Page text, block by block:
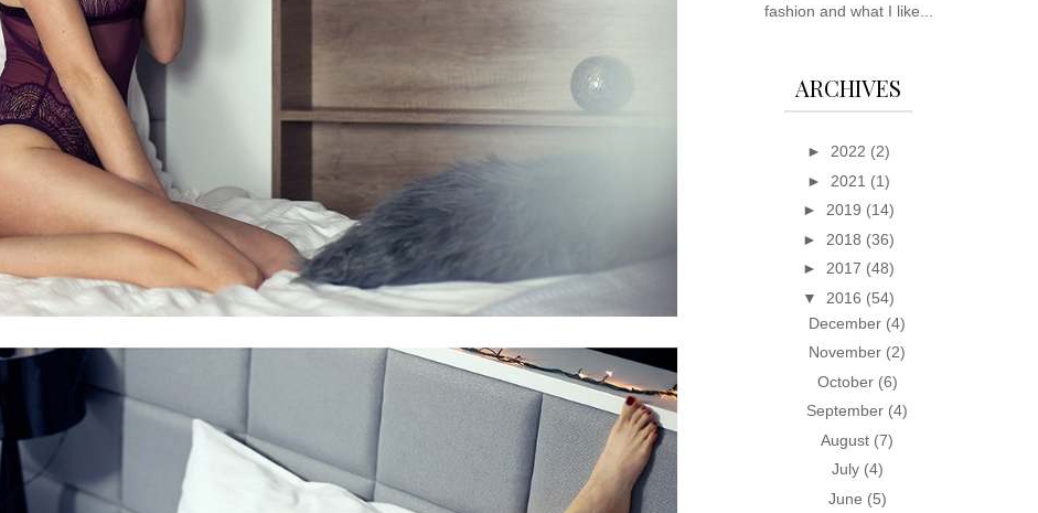
fashion and what I like...
ARCHIVES
► 2022 (2)
► 2021 (1)
► 2019 (14)
► 2018 (36)
► 2017 (48)
▼ 2016 (54)
December (4)
November (2)
October (6)
September (4)
August (7)
July (4)
June (5)